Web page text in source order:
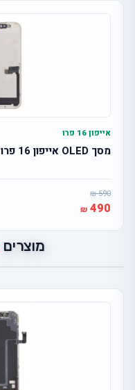
אייפון 16 פרו
מסך OLED אייפון 16 פרו
590
490
מוצרים